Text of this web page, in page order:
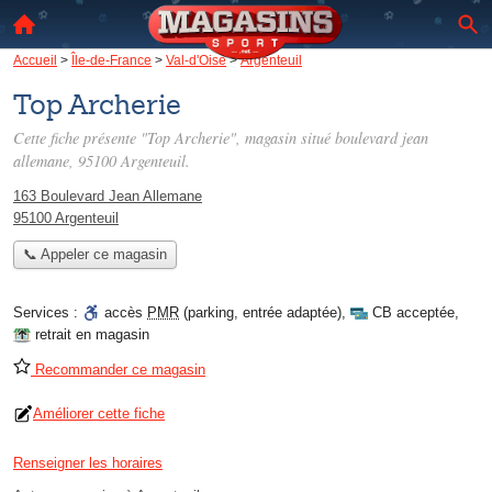
Accueil > Île-de-France > Val-d'Oise>Argenteuil
Top Archerie
Cette fiche présente "Top Archerie", magasin situé boulevard jean
allemane, 95100 Argenteuil.
163 Boulevard Jean Allemane
95100 Argenteuil
📞 Appeler ce magasin
Services : accès PMR (parking, entrée adaptée), CB acceptée,
retrait en magasin
Recommander ce magasin
Améliorer cette fiche
Renseigner les horaires